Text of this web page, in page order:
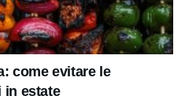
come evitare le
in estate